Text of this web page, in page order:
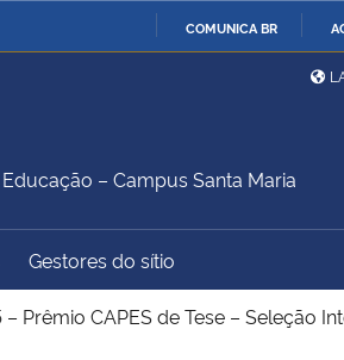
COMUNICA BR
Ministério da Defesa
Ministério
Exteriores
Ministério do
Desenvolvimento Regional
União
– Campus Santa Maria
Gestores do sítio
Prêmio CAPES de Tese – Seleção